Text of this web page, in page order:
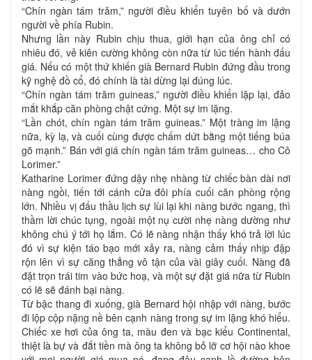
“Chín ngàn tám trăm,” người điều khiển tuyên bố và dướn
người về phía Rubin.
Nhưng lần này Rubin chịu thua, giới hạn của ông chỉ có
nhiêu đó, vẻ kiên cường không còn nữa từ lúc tiến hành đấu
giá. Nếu có một thứ khiến già Bernard Rubin đứng đầu trong
kỹ nghệ đồ cổ, đó chính là tài dừng lại đúng lúc.
“Chín ngàn tám trăm guineas,” người điều khiển lặp lại, đảo
mắt khắp căn phòng chật cứng. Một sự im lặng.
“Lần chót, chín ngàn tám trăm guineas.” Một tràng im lặng
nữa, kỳ lạ, và cuối cùng được chấm dứt bằng một tiếng búa
gõ mạnh.” Bán với giá chín ngàn tám trăm guineas… cho Cô
Lorimer.”
Katharine Lorimer đứng dậy nhẹ nhàng từ chiếc bàn dài nơi
nàng ngồi, tiến tới cánh cửa đôi phía cuối căn phòng rộng
lớn. Nhiều vị đấu thầu lịch sự lùi lại khi nàng bước ngang, thì
thầm lời chúc tụng, ngoài một nụ cười nhẹ nàng dường như
không chú ý tới họ lắm. Có lẽ nàng nhận thấy khó trả lời lúc
đó vì sự kiện táo bạo mới xảy ra, nàng cảm thấy nhịp đập
rộn lên vì sự căng thẳng vô tận của vài giây cuối. Nàng đã
đặt trọn trái tim vào bức hoạ, và một sự đặt giá nữa từ Rubin
có lẽ sẽ đánh bại nàng.
Từ bậc thang đi xuống, già Bernard hội nhập với nàng, bước
đi lộp cộp nặng nề bên cạnh nàng trong sự im lặng khó hiểu.
Chiếc xe hơi của ông ta, màu đen và bạc kiểu Continental,
thiệt là bự và đắt tiền mà ông ta không bỏ lỡ cơ hội nào khoe